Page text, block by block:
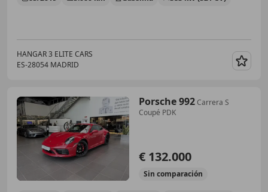
HANGAR 3 ELITE CARS
ES-28054 MADRID
Porsche 992Carrera S
Coupé PDK
€ 132.000
Sin comparación